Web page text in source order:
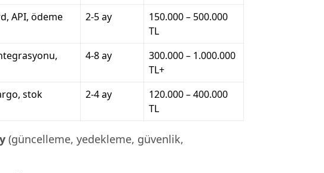
API, ödeme 2-5 ay
150.000 – 500.000
TL
4-8 ay
300.000 – 1.000.000
TL+
stok
2-4 ay
120.000 – 400.000
TL
(güncelleme, yedekleme, güvenlik,